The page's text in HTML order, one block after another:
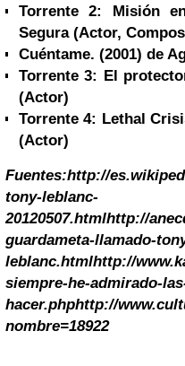
Torrente 2: Misión
Segura (Actor,
Cuéntame. (2001) de
Torrente 3: El
(Actor)
Torrente 4: Lethal
(Actor)
Fuentes:http://
tony-leblanc-
20120507.htmlhttp://
guardameta-llamado-
leblanc.htmlhttp://
siempre-he-admirado-
hacer.phphttp://
nombre=18922